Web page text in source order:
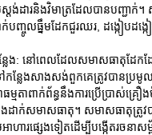
ង់ដារនិងវិមាត្រដែលបានបញ្ជាក់
ញ្ចូលធ្នឹមដែកជួរឈរ, ដង្កៀបដង្កៀ
ន្លែង: នៅពេលដែលសមាសធាតុដែក
កន្លែងសាងសង់ពួកគេត្រូវបានប្រមូ
ធម្មតាពាក់ព័ន្ធនឹងការប្រើប្រាស់គ្រ
ដាក់សមាសធាតុ។ សមាសធាតុត្រូវប
អាហារផ្សេងទៀតដើម្បីបង្កើតរចនា